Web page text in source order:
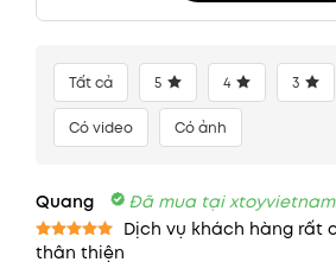
Tất cả 5 4 3
Có video Có ảnh
Quang Đã mua tại
Được xếp
Dịch vụ khách hàng rất
thân thiện